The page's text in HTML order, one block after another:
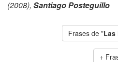
(2008), Santiago Posteguillo
Frases de "Las